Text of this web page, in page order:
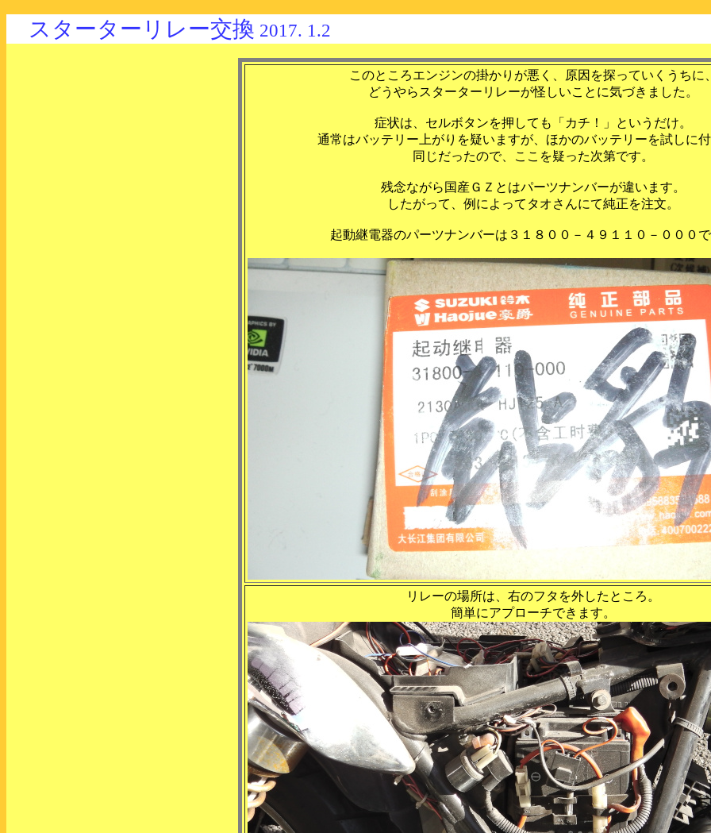
スターターリレー交換 2017. 1.2
このところエンジンの掛かりが悪く、原因を探っていくうちに
どうやらスターターリレーが怪しいことに気づきました。
症状は、セルボタンを押しても「カチ！」というだけ。
通常はバッテリー上がりを疑いますが、ほかのバッテリーを試しに
同じだったので、ここを疑った次第です。
残念ながら国産ＧＺとはパーツナンバーが違います。
したがって、例によってタオさんにて純正を注文。
起動継電器のパーツナンバーは３１８００－４９１１０－０００
リレーの場所は、右のフタを外したところ。
簡単にアプローチできます。